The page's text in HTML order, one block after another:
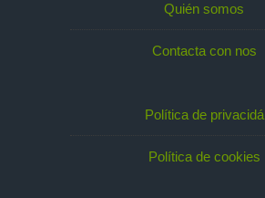
Quién somos
Contacta con nos
Política de privacidá
Política de cookies